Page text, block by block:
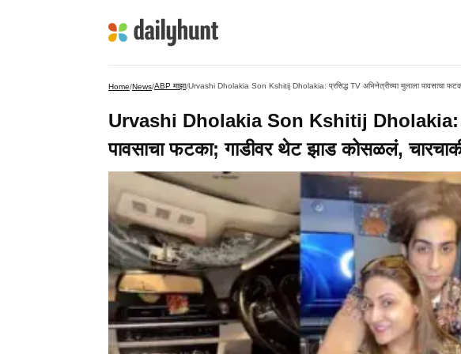
Home/News/ABP माझा/Urvashi Dholakia Son Kshitij Dholakia: प्रसिद्ध TV अभिनेत्रीच्या मुलाला पावसाचा
Urvashi Dholakia Son Kshitij Dholakia:
पावसाचा फटका; गाडीवर थेट झाड कोसळलं,